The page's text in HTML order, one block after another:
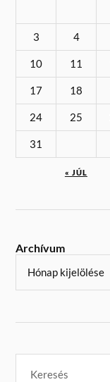
3 4
10 11
17 18
24 25
31
« JÚL
Archívum